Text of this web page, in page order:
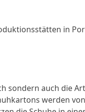
in
sondern auch die
werden